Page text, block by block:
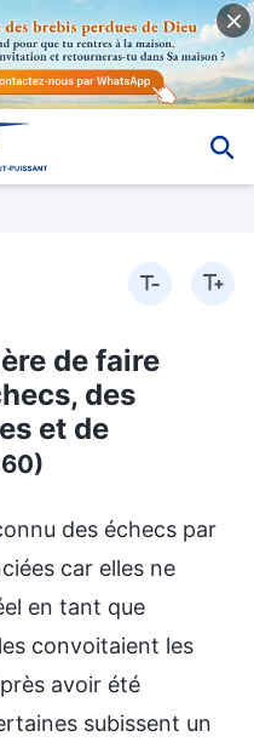
de faire
des
et de
des échecs par
car elles ne
en tant que
convoitaient les
avoir été
subissent un